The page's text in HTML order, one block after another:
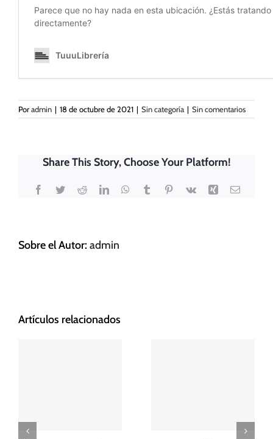
Poradmin | 18 de octubre de 2021 | Sin categoría | Sin comentarios
Share This Story, Choose Your Platform!
Facebook
TwitterRedditLinkedInWhatsApp
TumblrPinterest
Vk Xing Correo
Sobre el Autor: admin
Artículos relacionados
rechaza estas
comportamiento
nuestro sitio,